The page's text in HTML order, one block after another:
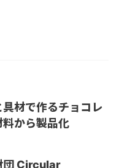
材で作るチョコレ
から製品化
団 Circular